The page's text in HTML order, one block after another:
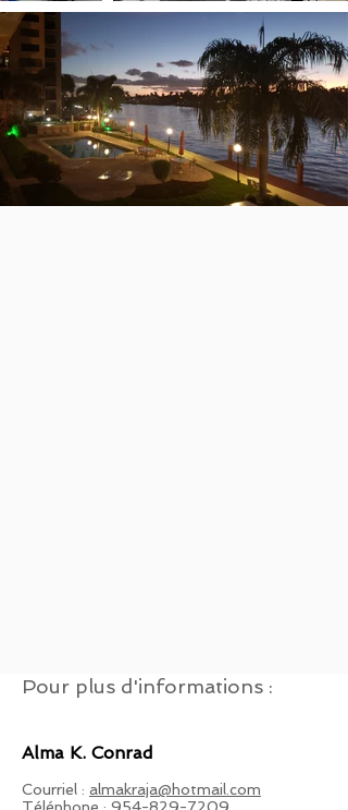
Pour plus d'informations :
Alma K. Conrad
Courriel : almakraja@hotmail.com
Téléphone : 954-829-7209